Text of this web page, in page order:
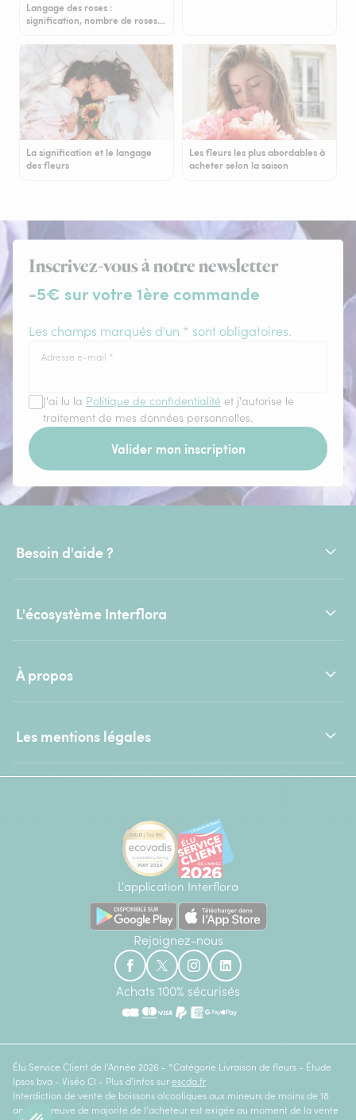
Langage des roses :
signification, nombre de roses…
La signification et le langage
des fleurs
Les fleurs les plus abordables à
acheter selon la saison
Inscrivez-vous à notre newsletter
-5€ sur votre 1ère commande
Les champs marqués d'un * sont obligatoires.
Adresse e-mail *
J'ai lu la Politique de confidentialité et j'autorise le
traitement de mes données personnelles.
Valider mon inscription
Besoin d'aide ?
L'écosystème Interflora
À propos
Les mentions légales
L'application Interflora
Rejoignez-nous
Achats 100% sécurisés
Élu Service Client de l'Année 2026 - *Catégorie Livraison de fleurs - Étude
Ipsos bva - Viséo CI - Plus d'infos sur escda.fr
Interdiction de vente de boissons alcooliques aux mineurs de moins de 18
ans. La preuve de majorité de l'acheteur est exigée au moment de la vente